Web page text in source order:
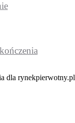
dla rynekpierwotny.pl